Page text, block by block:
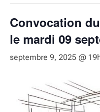
Convocation
le mardi 09
septembre 9, 2025 @